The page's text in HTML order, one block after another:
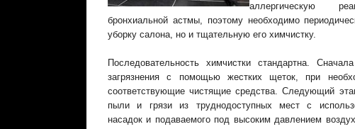
аллергическую
бронхиальной астмы, поэтому необходимо
уборку салона, но и тщательную его химчистку.
Последовательность химчистки стандартна.
загрязнения с помощью жестких щеток, при
соответствующие чистящие средства. Следующий
пыли и грязи из труднодоступных мест с
насадок и подаваемого под высоким давлением